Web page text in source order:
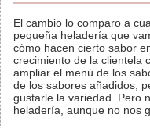
El cambio lo comparo a
pequeña heladería que
cómo hacen cierto sabor
crecimiento de la clientela
ampliar el menú de los
de los sabores añadidos,
gustarle la variedad. Pero
heladería, aunque no nos